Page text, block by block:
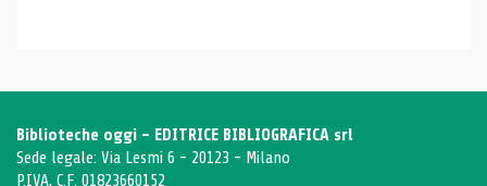
Biblioteche oggi - EDITRICE BIBLIOGRAFICA srl
Sede legale: Via Lesmi 6 - 20123 - Milano
P.IVA, C.F. 01823660152